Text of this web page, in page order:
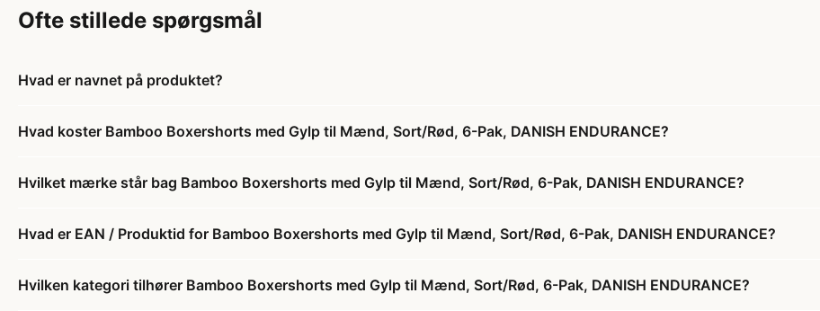
Ofte stillede spørgsmål
Hvad er navnet på produktet?
Hvad koster Bamboo Boxershorts med Gylp til Mænd, Sort/Rød, 6-Pak, DANISH ENDURANCE?
Hvilket mærke står bag Bamboo Boxershorts med Gylp til Mænd, Sort/Rød, 6-Pak, DANISH ENDURANCE?
Hvad er EAN / Produktid for Bamboo Boxershorts med Gylp til Mænd, Sort/Rød, 6-Pak, DANISH ENDURANCE?
Hvilken kategori tilhører Bamboo Boxershorts med Gylp til Mænd, Sort/Rød, 6-Pak, DANISH ENDURANCE?